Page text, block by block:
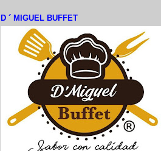
D ´ MIGUEL BUFFET